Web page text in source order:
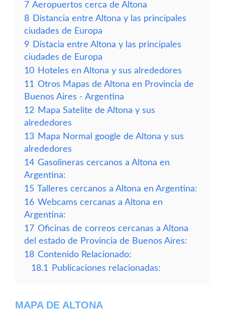
7 Aeropuertos cerca de Altona
8 Distancia entre Altona y las principales
ciudades de Europa
9 Distacia entre Altona y las principales
ciudades de Europa
10 Hoteles en Altona y sus alrededores
11 Otros Mapas de Altona en Provincia de
Buenos Aires - Argentina
12 Mapa Satelite de Altona y sus
alrededores
13 Mapa Normal google de Altona y sus
alrededores
14 Gasolineras cercanos a Altona en
Argentina:
15 Talleres cercanos a Altona en Argentina:
16 Webcams cercanas a Altona en
Argentina:
17 Oficinas de correos cercanas a Altona
del estado de Provincia de Buenos Aires:
18 Contenido Relacionado:
18.1
Publicaciones relacionadas:
MAPA DE ALTONA